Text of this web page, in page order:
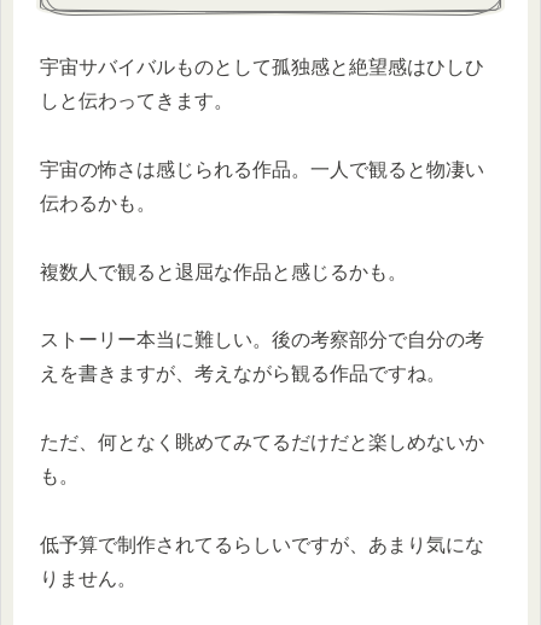
宇宙サバイバルものとして孤独感と絶望感はひしひ
しと伝わってきます。
宇宙の怖さは感じられる作品。一人で観ると物凄い
伝わるかも。
複数人で観ると退屈な作品と感じるかも。
ストーリー本当に難しい。後の考察部分で自分の考
えを書きますが、考えながら観る作品ですね。
ただ、何となく眺めてみてるだけだと楽しめないか
も。
低予算で制作されてるらしいですが、あまり気にな
りません。